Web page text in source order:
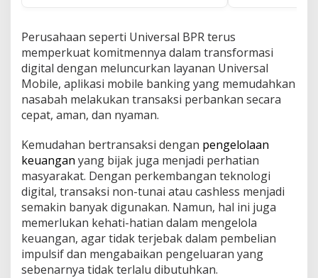
Perusahaan seperti Universal BPR terus
memperkuat komitmennya dalam transformasi
digital dengan meluncurkan layanan Universal
Mobile, aplikasi mobile banking yang memudahkan
nasabah melakukan transaksi perbankan secara
cepat, aman, dan nyaman.
Kemudahan bertransaksi dengan pengelolaan
keuangan yang bijak juga menjadi perhatian
masyarakat. Dengan perkembangan teknologi
digital, transaksi non-tunai atau cashless menjadi
semakin banyak digunakan. Namun, hal ini juga
memerlukan kehati-hatian dalam mengelola
keuangan, agar tidak terjebak dalam pembelian
impulsif dan mengabaikan pengeluaran yang
sebenarnya tidak terlalu dibutuhkan.